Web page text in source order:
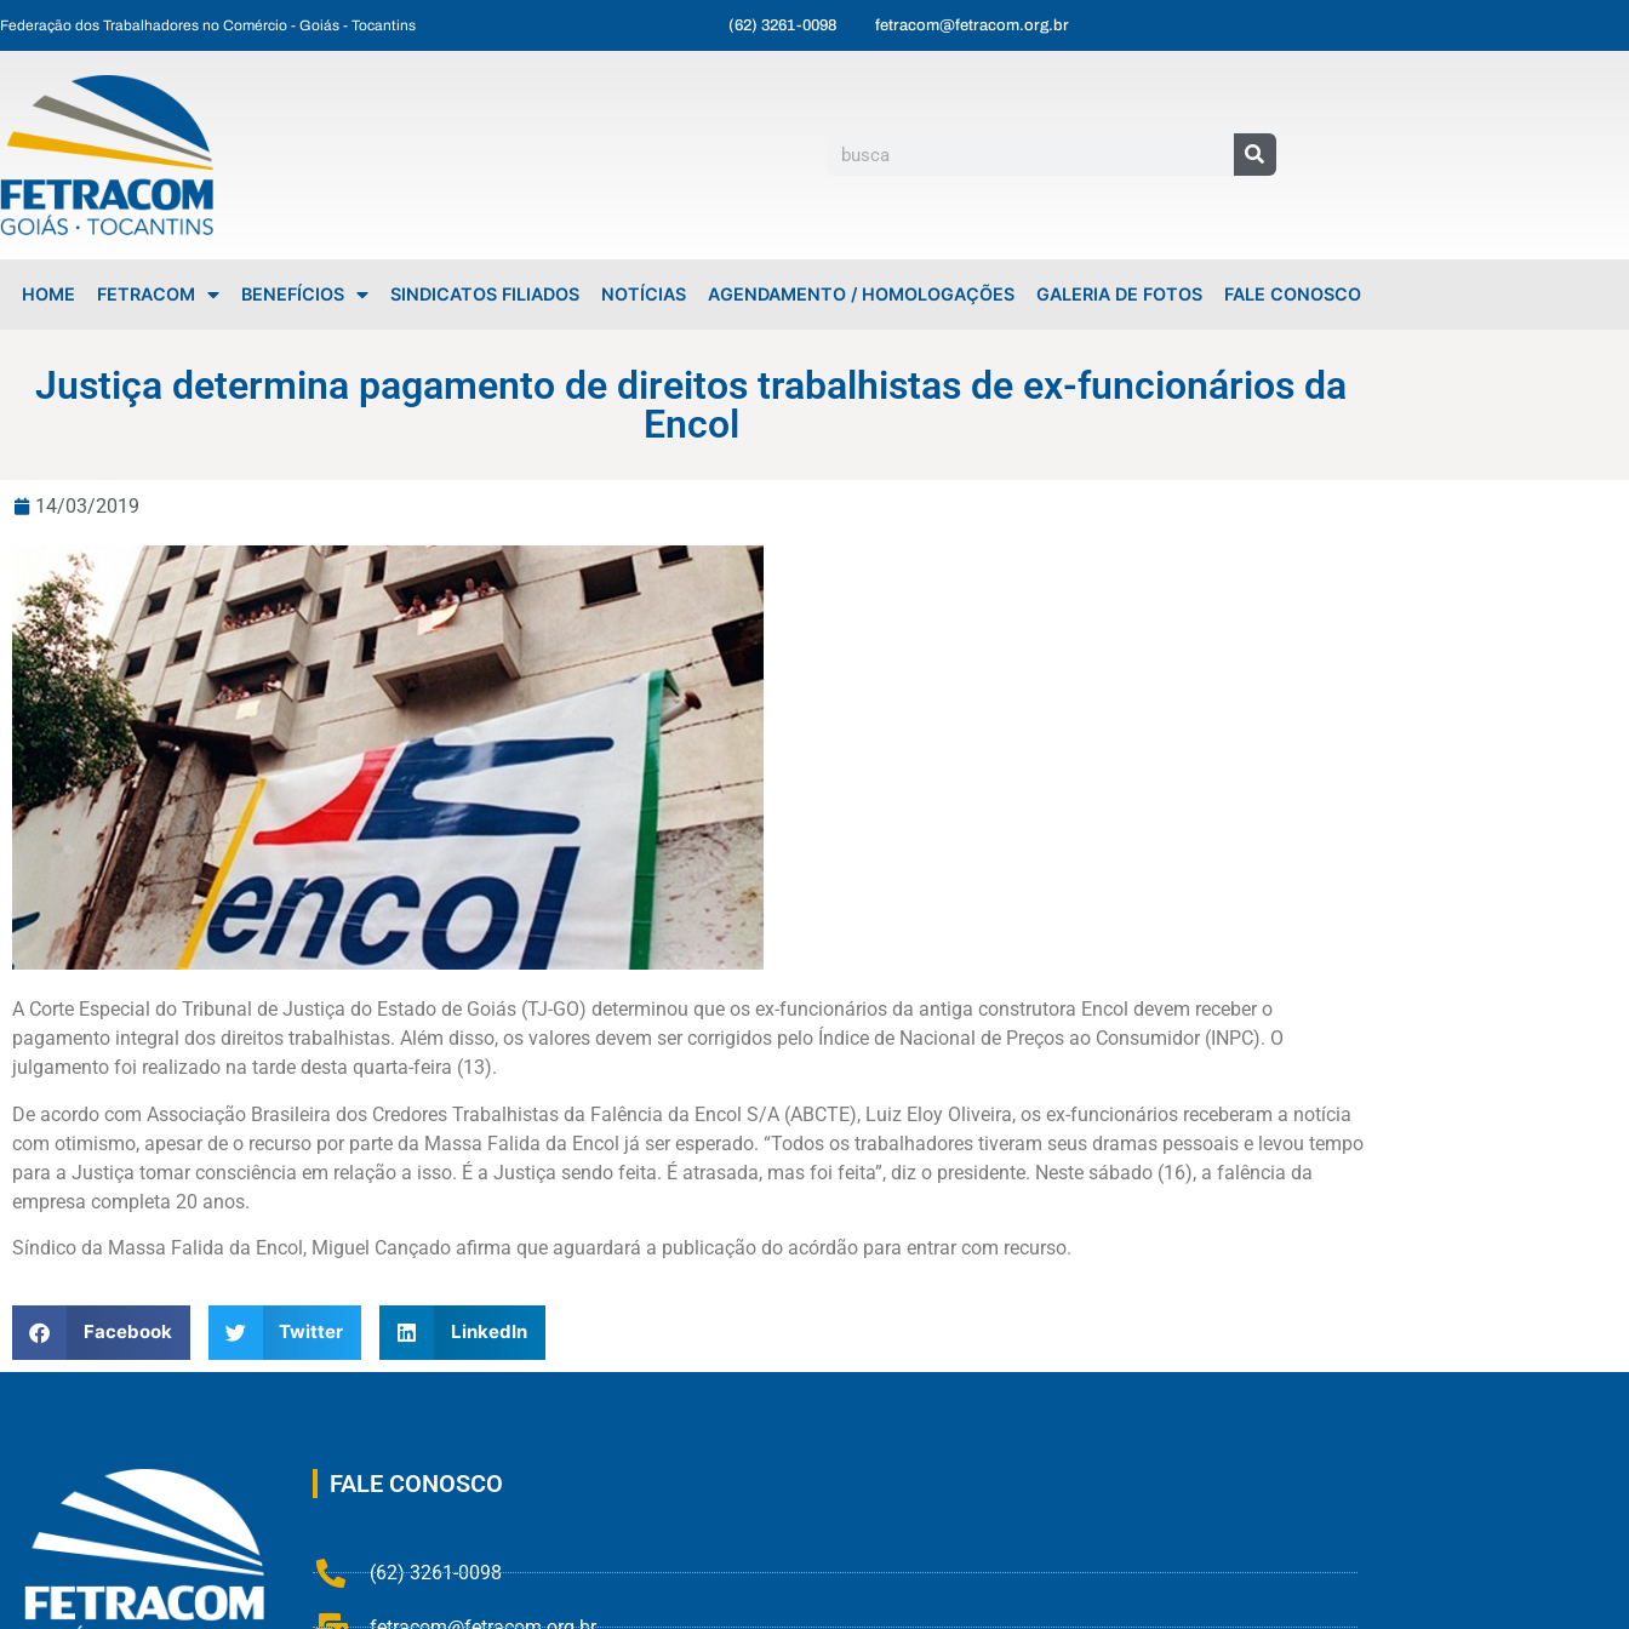
Federação dos Trabalhadores no Comércio - Goiás - Tocantins (62) 3261-0098 fetracom@fetracom.org.br
HOME FETRACOM BENEFÍCIOS SINDICATOS FILIADOS NOTÍCIAS AGENDAMENTO / HOMOLOGAÇÕES GALERIA DE FOTOS FALE CONOSCO
Justiça determina pagamento de direitos trabalhistas de ex-funcionários da
Encol
14/03/2019
A Corte Especial do Tribunal de Justiça do Estado de Goiás (TJ-GO) determinou que os ex-funcionários da antiga construtora Encol devem receber o
pagamento integral dos direitos trabalhistas. Além disso, os valores devem ser corrigidos pelo Índice de Nacional de Preços ao Consumidor (INPC). O
julgamento foi realizado na tarde desta quarta-feira (13).
De acordo com Associação Brasileira dos Credores Trabalhistas da Falência da Encol S/A (ABCTE), Luiz Eloy Oliveira, os ex-funcionários receberam a notícia
com otimismo, apesar de o recurso por parte da Massa Falida da Encol já ser esperado. “Todos os trabalhadores tiveram seus dramas pessoais e levou tempo
para a Justiça tomar consciência em relação a isso. É a Justiça sendo feita. É atrasada, mas foi feita”, diz o presidente. Neste sábado (16), a falência da
empresa completa 20 anos.
Síndico da Massa Falida da Encol, Miguel Cançado afirma que aguardará a publicação do acórdão para entrar com recurso.
Facebook Twitter LinkedIn
FALE CONOSCO
(62) 3261-0098